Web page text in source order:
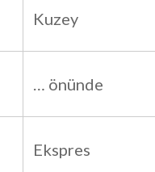
Kuzey
… önünde
Ekspres